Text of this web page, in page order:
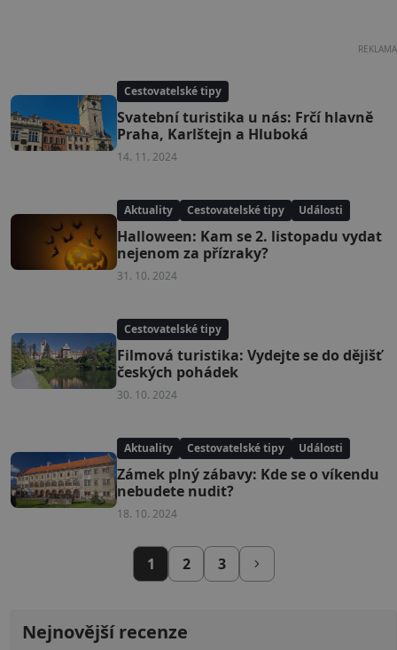
REKLAMA
Cestovatelské tipy
Svatební turistika u nás: Frčí hlavně
Praha, Karlštejn a Hluboká
14. 11. 2024
Aktuality Cestovatelské tipy Události
Halloween: Kam se 2. listopadu vydat
nejenom za přízraky?
31. 10. 2024
Cestovatelské tipy
Filmová turistika: Vydejte se do dějišť
českých pohádek
30. 10. 2024
Aktuality Cestovatelské tipy Události
Zámek plný zábavy: Kde se o víkendu
nebudete nudit?
18. 10. 2024
1 2 3
Nejnovější recenze